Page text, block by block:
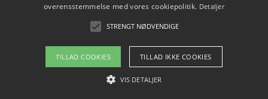
Om / kontakt
Blog Betingelser
overensstemmelse med vores cookiepolitik. Detaljer
STRENGT NØDVENDIGE
TILLAD COOKIES TILLAD IKKE COOKIES
VIS DETALJER